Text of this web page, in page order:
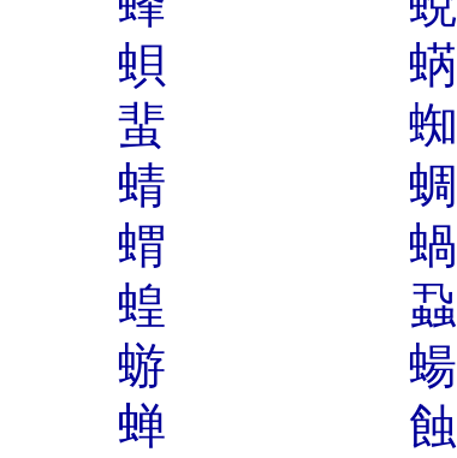
蛽 蜹
蜚 蜘
蜻 蜩
蝟 蝸
蝗 蝨
蝣 蝪
蝉 蝕